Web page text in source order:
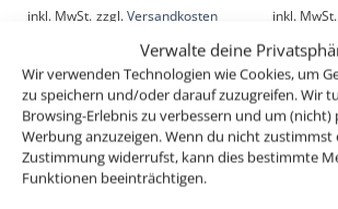
Verwalte deine
Wir verwenden Technologien wie Cookies, um
zu speichern und/oder darauf zuzugreifen. Wir
Browsing-Erlebnis zu verbessern und um (nicht)
Werbung anzuzeigen. Wenn du nicht zustimmst
Zustimmung widerrufst, kann dies bestimmte
Funktionen beeinträchtigen.
inkl. MwSt. zzgl. Versandkosten
1-3 Tage
inkl. MwSt.